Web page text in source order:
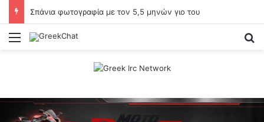
Σπάνια φωτογραφία με τον 5,5 μηνών γιο του
Menu